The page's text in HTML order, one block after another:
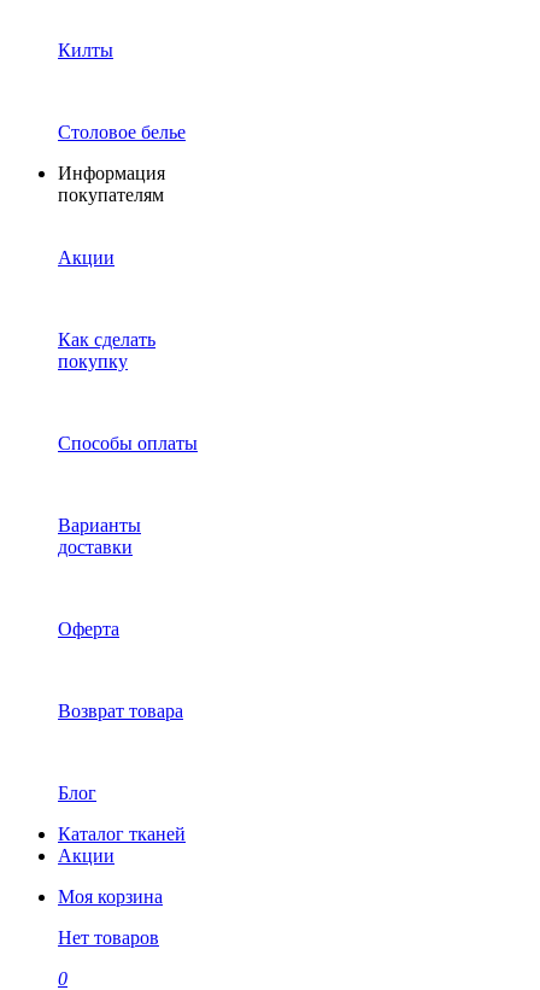
Килты
Столовое белье
Информация
покупателям
Акции
Как сделать
покупку
Способы оплаты
Варианты
доставки
Оферта
Возврат товара
Блог
Каталог тканей
Акции
Моя корзина
Нет товаров
0